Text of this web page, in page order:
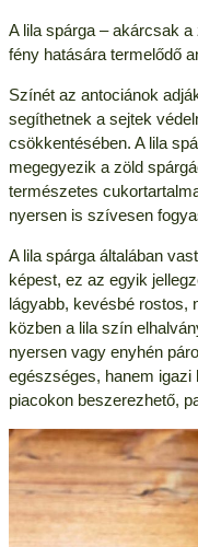
A lila spárga – akárcsak
fény hatására termelődő
Színét az antociánok
segíthetnek a sejtek
csökkentésében. A lila
megegyezik a zöld
természetes
nyersen is szívesen
A lila spárga általában
képest, ez az egyik
lágyabb, kevésbé rostos,
közben a lila szín
nyersen vagy enyhén
egészséges, hanem igazi
piacokon beszerezhető,